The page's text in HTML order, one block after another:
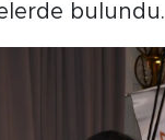
bulundu.